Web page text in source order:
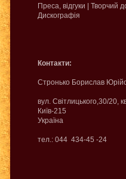
Преса, відгуки |
Дискографія
Контакти:
Стронько Борислав
вул. Світлицького,30/20,
Київ-215
Україна
тел.: 044 434-45 -24